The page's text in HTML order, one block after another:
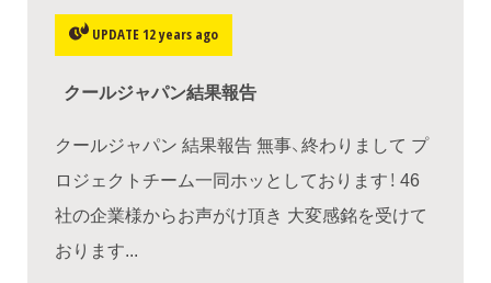
UPDATE 12 years ago
クールジャパン結果報告
クールジャパン 結果報告 無事、終わりまして プ
ロジェクトチーム一同ホッとしております！ 46
社の企業様からお声がけ頂き 大変感銘を受けて
おります...